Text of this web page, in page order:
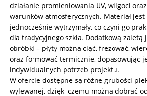
działanie promieniowania UV, wilgoci
warunków atmosferycznych. Materiał jest
jednocześnie wytrzymały, co czyni go
dla tradycyjnego szkła. Dodatkową zaletą
obróbki – płyty można ciąć, frezować,
oraz formować termicznie, dopasowując
indywidualnych potrzeb projektu.
W ofercie dostępne są różne grubości
wylewanej, dzięki czemu można dobrać